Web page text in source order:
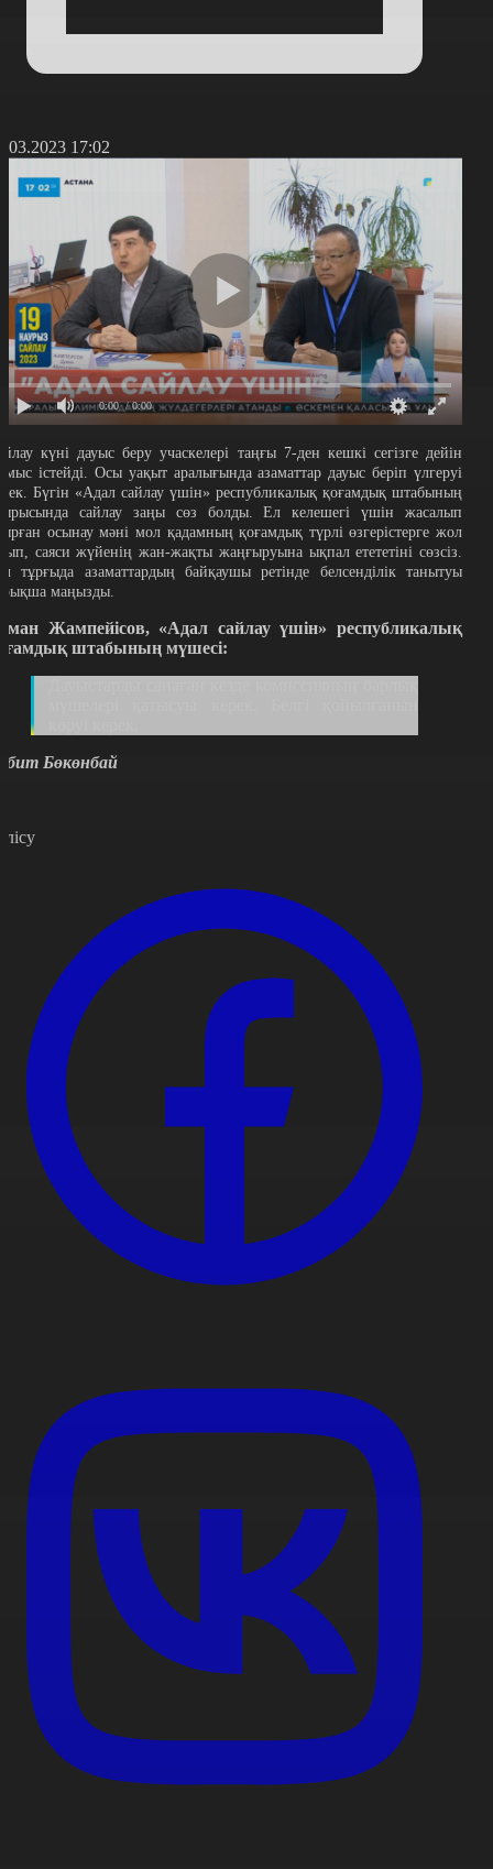
17:02
0:00 / 0:00
күні дауыс беру учаскелері таңғы 7-ден кешкі сегізге дейін
істейді. Осы уақыт аралығында азаматтар дауыс беріп үлгеруі
Бүгін «Адал сайлау үшін» республикалық қоғамдық штабының
сайлау заңы сөз болды. Ел келешегі үшін жасалып
осынау мәні мол қадамның қоғамдық түрлі өзгерістерге жол
саяси жүйенің жан-жақты жаңғыруына ықпал етететіні сөзсіз.
тұрғыда азаматтардың байқаушы ретінде белсенділік танытуы
маңызды.
Жампейісов, «Адал сайлау үшін» республикалық
штабының мүшесі:
Бөкөнбай